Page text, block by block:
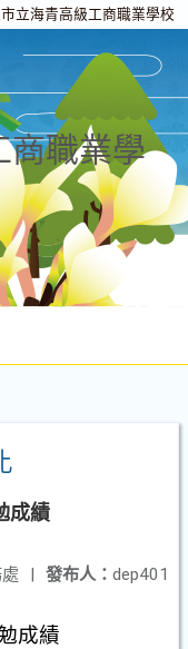
立海青高級工商職業學校
商職業學
成績
發布人： dep401
|
成績